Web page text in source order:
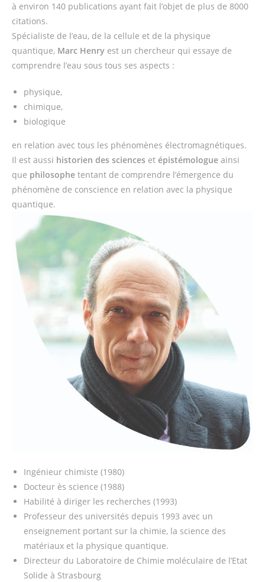
à environ 140 publications ayant fait l’objet de plus de 8000
citations.
Spécialiste de l’eau, de la cellule et de la physique
quantique, Marc Henry est un chercheur qui essaye de
comprendre l’eau sous tous ses aspects :
physique,
chimique,
biologique
en relation avec tous les phénomènes électromagnétiques.
Il est aussi historien des sciences et épistémologue ainsi
que philosophe tentant de comprendre l’émergence du
phénomène de conscience en relation avec la physique
quantique.
Ingénieur chimiste (1980)
Docteur ès science (1988)
Habilité à diriger les recherches (1993)
Professeur des universités depuis 1993 avec un
enseignement portant sur la chimie, la science des
matériaux et la physique quantique.
Directeur du Laboratoire de Chimie moléculaire de l’Etat
Solide à Strasbourg